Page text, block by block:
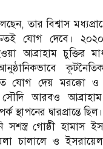
তার বিশ্বাস
যোগ দেবে।
আব্রাহাম চুক্তির
যোগ দেয় মরক্কো ও
আরবও
স্থাপনের দ্বারপ্রান্তে
সশস্ত্র গোষ্ঠী হামাস
চালালে ও